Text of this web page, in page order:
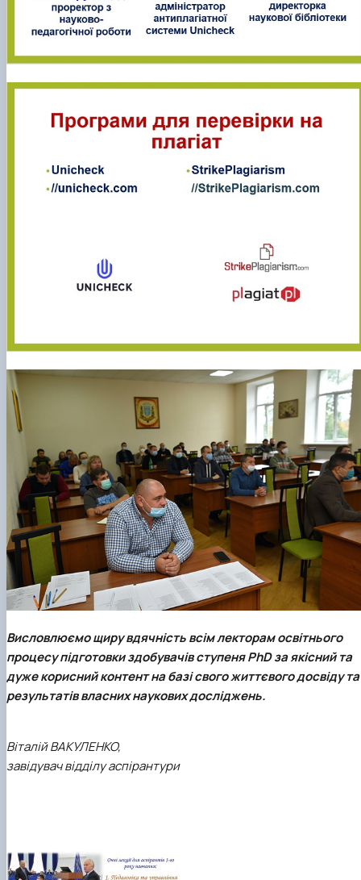
Висловлюємо щиру вдячність всім лекторам освітнього
процесу підготовки здобувачів ступеня PhD за якісний та
дуже корисний контент на базі свого життєвого досвіду та
результатів власних наукових досліджень.
Віталій ВАКУЛЕНКО,
завідувач відділу аспірантури